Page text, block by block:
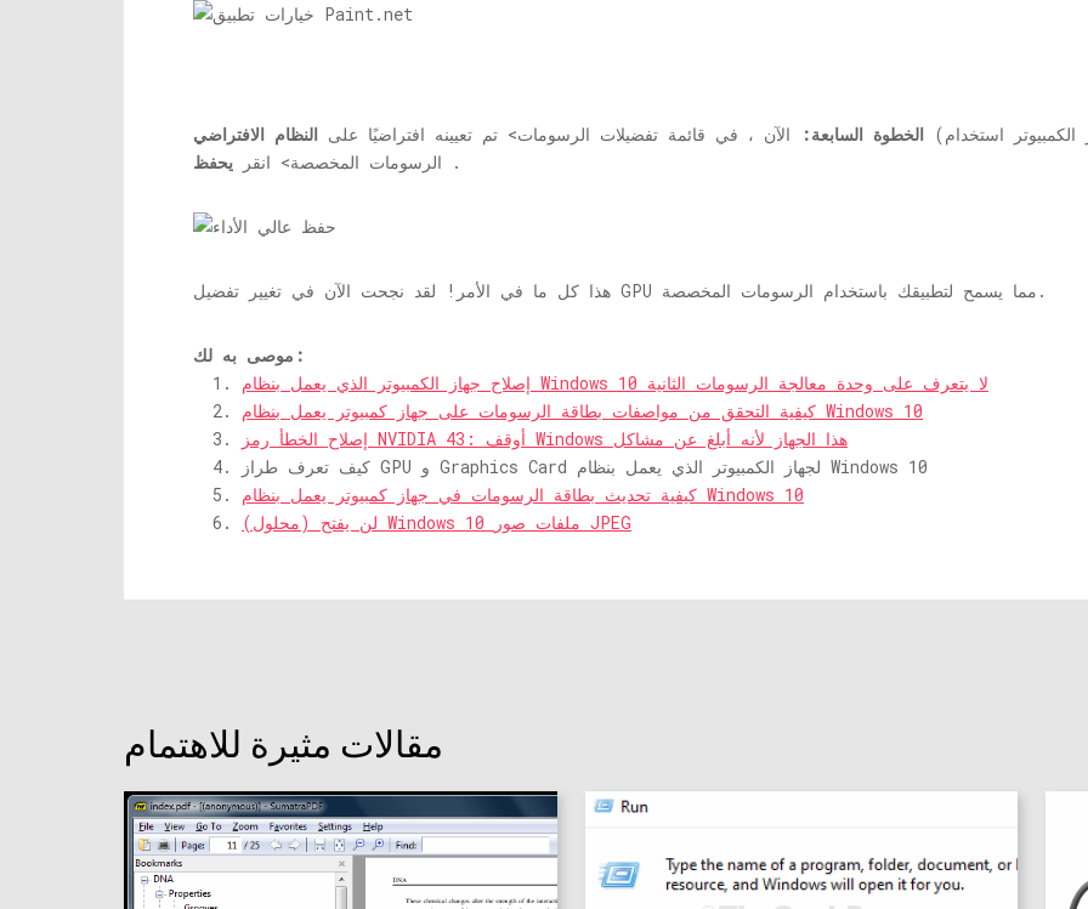
الخطوة السابعة: الآن ، في قائمة تفضيلات الرسومات> تم تعيينه افتراضيًا على النظام الافتراضي
الرسومات المخصصة> انقر يحفظ .
هذا كل ما في الأمر! لقد نجحت الآن في تغيير تفضيل GPU مما يسمح لتطبيقك باستخدام الرسومات المخصصة.
موصى به لك:
إصلاح جهاز الكمبيوتر الذي يعمل بنظام Windows 10 لا يتعرف على وحدة معالجة الرسومات الثانية
كيفية التحقق من مواصفات بطاقة الرسومات على جهاز كمبيوتر يعمل بنظام Windows 10
إصلاح الخطأ رمز NVIDIA 43: أوقف Windows هذا الجهاز لأنه أبلغ عن مشاكل
كيف تعرف طراز GPU و Graphics Card لجهاز الكمبيوتر الذي يعمل بنظام Windows 10
كيفية تحديث بطاقة الرسومات في جهاز كمبيوتر يعمل بنظام Windows 10
(محلول) لن يفتح Windows 10 ملفات صور JPEG
مقالات مثيرة للاهتمام